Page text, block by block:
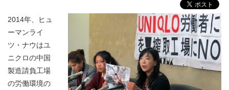
2014年、ヒュ
ーマンライ
ツ・ナウはユ
ニクロの中国
製造請負工場
の労働環境の